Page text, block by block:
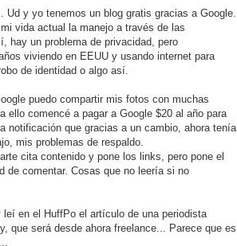
Ud y yo tenemos un blog gratis gracias a Google.
vida actual la manejo a través de las
hay un problema de privacidad, pero
viviendo en EEUU y usando internet para
de identidad o algo así.
puedo compartir mis fotos con muchas
ello comencé a pagar a Google $20 al año para
notificación que gracias a un cambio, ahora tenía
mis problemas de respaldo.
cita contenido y pone los links, pero pone el
de comentar. Cosas que no leería si no
en el HuffPo el artículo de una periodista
que será desde ahora freelance... Parece que es